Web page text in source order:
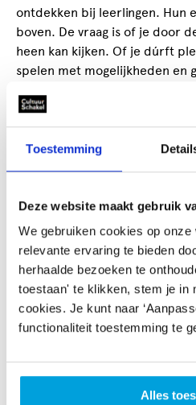
Toestemming
Deze website maakt gebruik
We gebruiken cookies op
relevante ervaring te bieden
herhaalde bezoeken te
toestaan' te klikken, stem je in
cookies. Je kunt naar
functionaliteit toestemming te
Alles
ontdekken bij leerlingen. Hun
boven. De vraag is of je door
heen kan kijken. Of je dúrft
spelen met mogelijkheden en
er gebeurt. Een COH Expert
Duurzame
Kunstonderwijs laten
heeft natuurlijk voordelen.
dichtst bij de leerlingen. Het
wereldblik én dat van de